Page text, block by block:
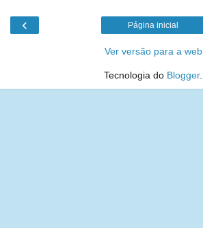
‹ Página inicial
Ver versão para a web
Tecnologia do Blogger.